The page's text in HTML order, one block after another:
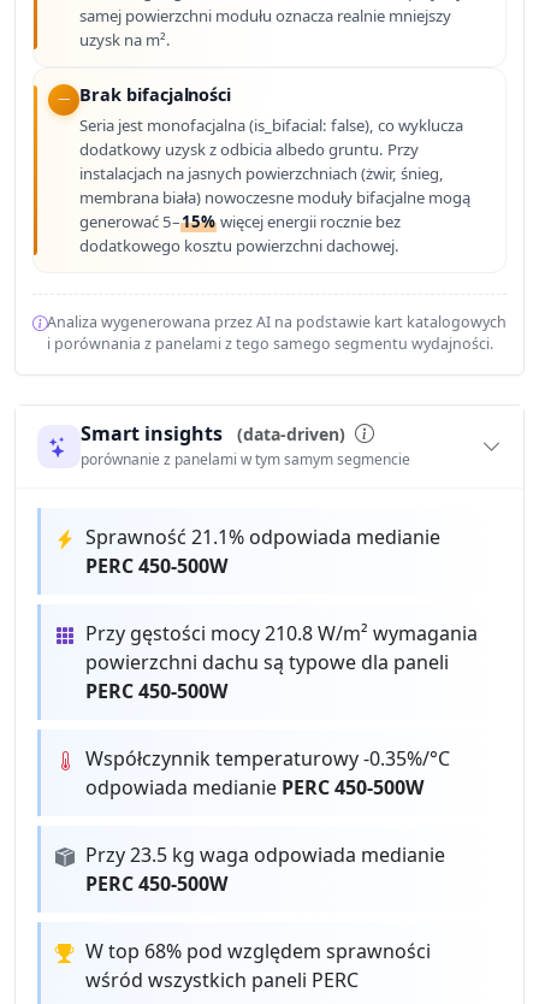
samej powierzchni modułu oznacza realnie mniejszy
uzysk na m².
Brak bifacjalności
Seria jest monofacjalna (is_bifacial: false), co wyklucza
dodatkowy uzysk z odbicia albedo gruntu. Przy
instalacjach na jasnych powierzchniach (żwir, śnieg,
membrana biała) nowoczesne moduły bifacjalne mogą
generować 5–15% więcej energii rocznie bez
dodatkowego kosztu powierzchni dachowej.
Analiza wygenerowana przez AI na podstawie kart katalogowych
i porównania z panelami z tego samego segmentu wydajności.
Smart insights (data-driven)
porównanie z panelami w tym samym segmencie
Sprawność 21.1% odpowiada medianie
PERC 450-500W
Przy gęstości mocy 210.8 W/m² wymagania
powierzchni dachu są typowe dla paneli
PERC 450-500W
Współczynnik temperaturowy -0.35%/°C
odpowiada medianie PERC 450-500W
Przy 23.5 kg waga odpowiada medianie
PERC 450-500W
W top 68% pod względem sprawności
wśród wszystkich paneli PERC